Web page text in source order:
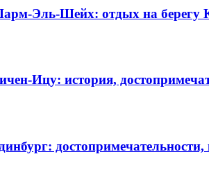
Эль-Шейх: отдых на берегу
Ицу: история,
достопримечательности,